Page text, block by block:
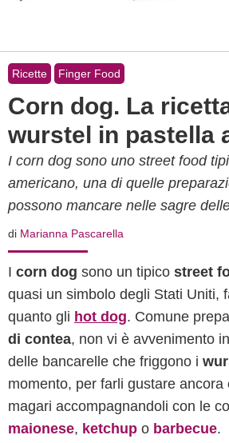
Ricette Finger Food
Corn dog. La
wurstel in pastella
I corn dog sono uno street food
americano, una di quelle
possono mancare nelle sagre
di Marianna Pascarella
I corn dog sono un tipico street
quasi un simbolo degli Stati Uniti,
quanto gli hot dog. Comune
di contea, non vi è avvenimento
delle bancarelle che friggono i
momento, per farli gustare ancora
magari accompagnandoli con le
maionese, ketchup o barbecue.